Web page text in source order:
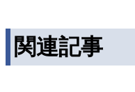
関連記事